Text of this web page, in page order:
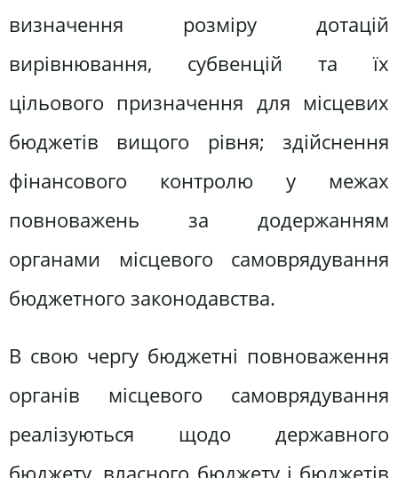
визначення розміру дотацій
вирівнювання, субвенцій та їх
цільового призначення для місцевих
бюджетів вищого рівня; здійснення
фінансового контролю у межах
повноважень за додержанням
органами місцевого самоврядування
бюджетного законодавства.
В свою чергу бюджетні повноваження
органів місцевого самоврядування
реалізуються щодо державного